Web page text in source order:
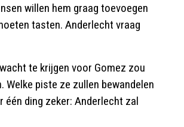
willen hem graag toevoegen
tasten. Anderlecht vraag
te krijgen voor Gomez zou
Welke piste ze zullen bewandelen
ding zeker: Anderlecht zal